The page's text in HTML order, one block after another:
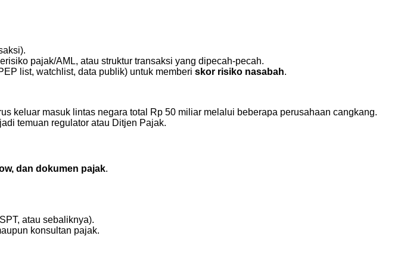
pajak/AML, atau struktur transaksi yang dipecah-pecah.
list, watchlist, data publik) untuk memberi skor risiko nasabah.
keluar masuk lintas negara total Rp 50 miliar melalui beberapa perusahaan cangkang.
temuan regulator atau Ditjen Pajak.
dan dokumen pajak.
atau sebaliknya).
konsultan pajak.